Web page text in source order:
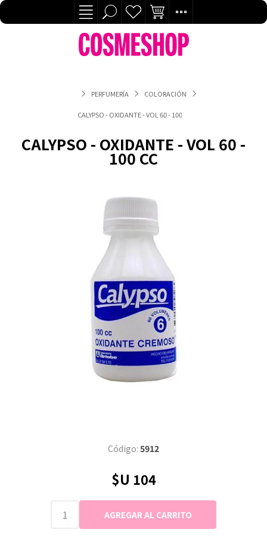
PERFUMERÍA COLORACIÓN
CALYPSO - OXIDANTE - VOL 60 - 100 CC
CALYPSO - OXIDANTE - VOL 60 -
100 CC
Código: 5912
$U 104